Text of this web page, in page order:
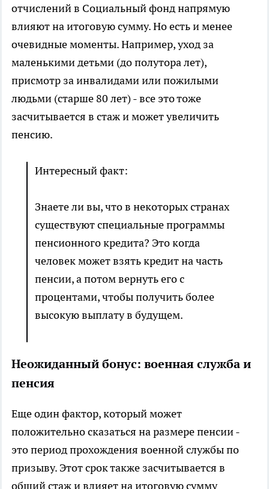
отчислений в Социальный фонд напрямую
влияют на итоговую сумму. Но есть и менее
очевидные моменты. Например, уход за
маленькими детьми (до полутора лет),
присмотр за инвалидами или пожилыми
людьми (старше 80 лет) - все это тоже
засчитывается в стаж и может увеличить
пенсию.
Интересный факт:
Знаете ли вы, что в некоторых странах
существуют специальные программы
пенсионного кредита? Это когда
человек может взять кредит на часть
пенсии, а потом вернуть его с
процентами, чтобы получить более
высокую выплату в будущем.
Неожиданный бонус: военная служба и
пенсия
Еще один фактор, который может
положительно сказаться на размере пенсии -
это период прохождения военной службы по
призыву. Этот срок также засчитывается в
общий стаж и влияет на итоговую сумму